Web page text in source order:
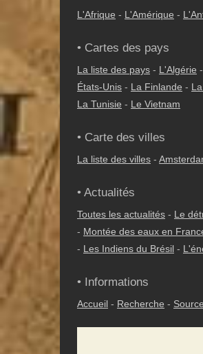
L'Afrique - L'Amérique -
• Cartes des pays
La liste des pays - L'Algérie -
États-Unis - La Finlande -
La Tunisie - Le Vietnam
• Carte des villes
La liste des villes -
• Actualités
Toutes les actualités - Le
- Montée des eaux en
- Les Indiens du Brésil -
• Informations
Accueil - Recherche -